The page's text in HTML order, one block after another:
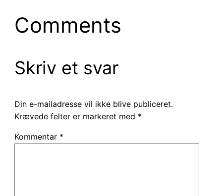
Comments
Skriv et svar
Din e-mailadresse vil ikke blive publiceret.
Krævede felter er markeret med *
Kommentar *